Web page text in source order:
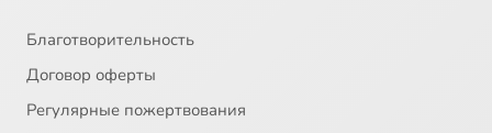
Благотворительность
Договор оферты
Регулярные пожертвования